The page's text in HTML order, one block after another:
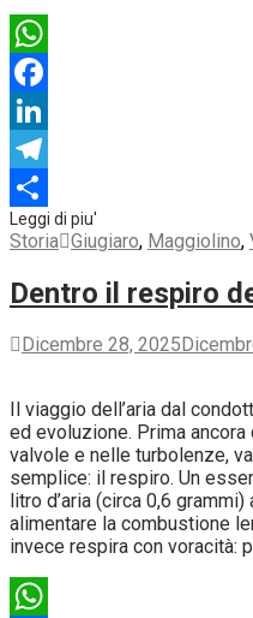
WhatsApp
Facebook
LinkedIn
Telegram
Condividi
Storia Giugiaro, Maggiolino,
Dentro il respiro
Dicembre 28, 2025
Il viaggio dell’aria dal
ed evoluzione. Prima
valvole e nelle turbolenze,
semplice: il respiro. Un
litro d’aria (circa 0,6
alimentare la combustione
invece respira con voracità: